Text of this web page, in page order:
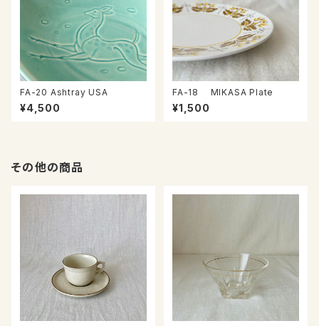
FA-20 Ashtray USA
¥4,500
FA-18 MIKASA Plate
¥1,500
その他の商品